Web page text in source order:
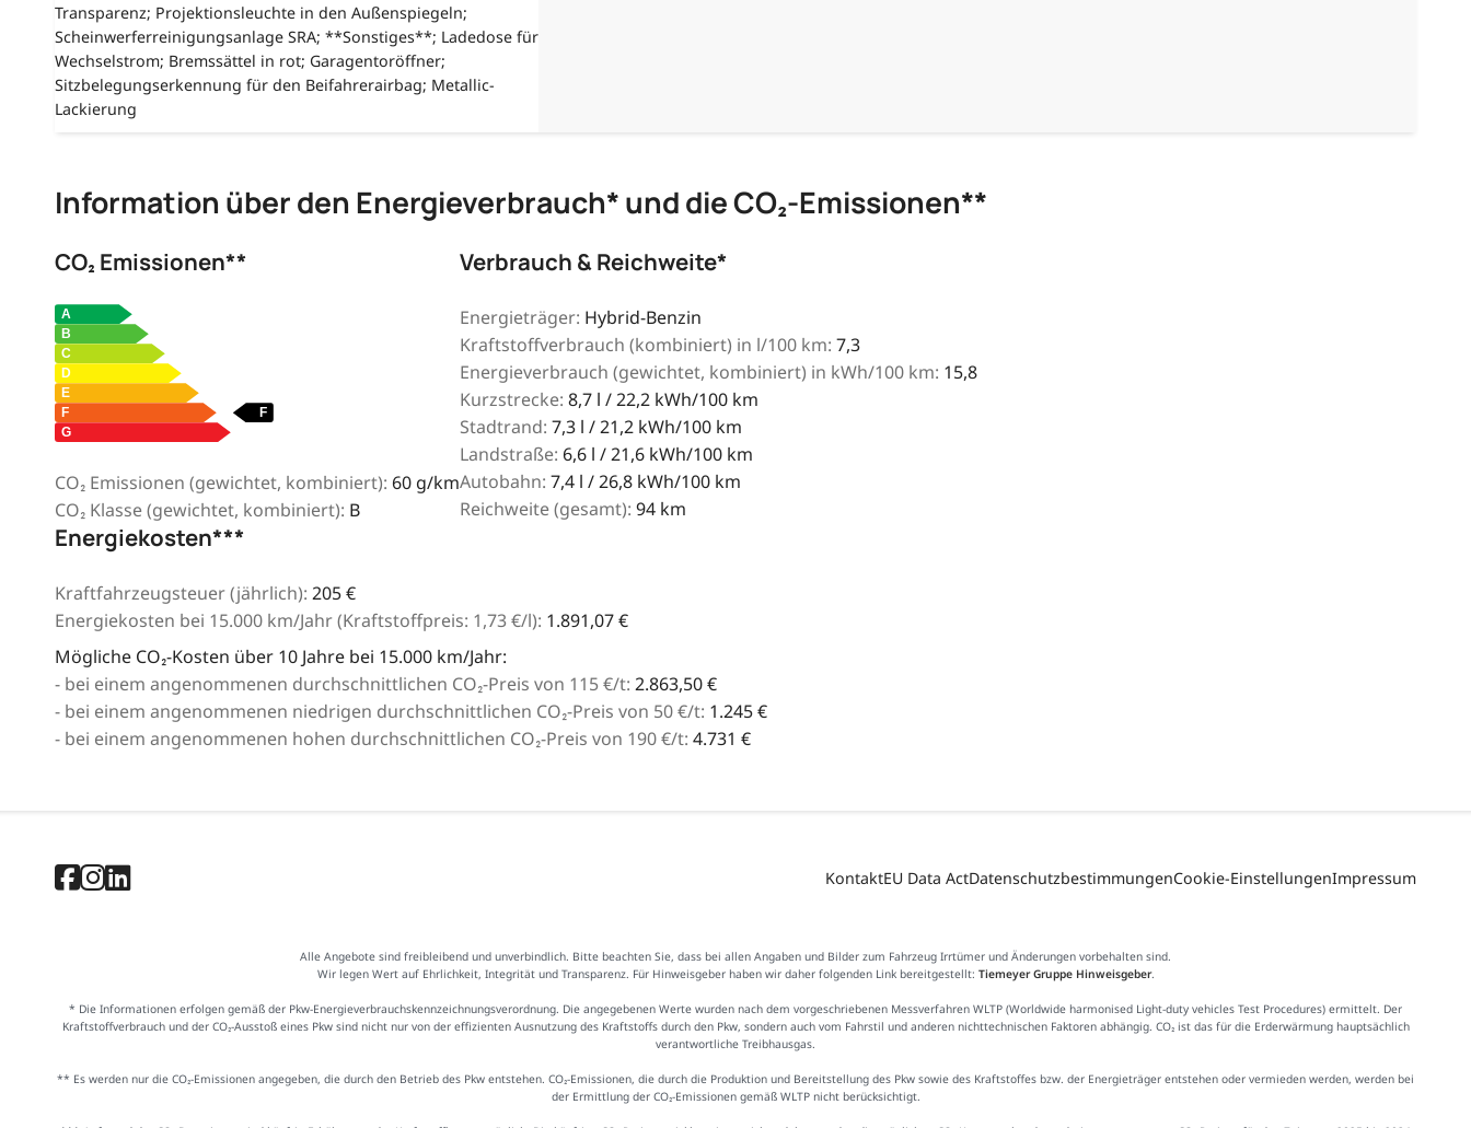
Transparenz; Projektionsleuchte in den Außenspiegeln;
Scheinwerferreinigungsanlage SRA; **Sonstiges**; Ladedose für
Wechselstrom; Bremssättel in rot; Garagentoröffner;
Sitzbelegungserkennung für den Beifahrerairbag; Metallic-
Lackierung
Information über den Energieverbrauch* und die CO₂-Emissionen**
CO₂ Emissionen**
CO₂ Emissionen (gewichtet, kombiniert): 60 g/km
CO₂ Klasse (gewichtet, kombiniert): B
Verbrauch & Reichweite*
Energieträger: Hybrid-Benzin
Kraftstoffverbrauch (kombiniert) in l/100 km: 7,3
Energieverbrauch (gewichtet, kombiniert) in kWh/100 km: 15,8
Kurzstrecke: 8,7 l / 22,2 kWh/100 km
Stadtrand: 7,3 l / 21,2 kWh/100 km
Landstraße: 6,6 l / 21,6 kWh/100 km
Autobahn: 7,4 l / 26,8 kWh/100 km
Reichweite (gesamt): 94 km
Energiekosten***
Kraftfahrzeugsteuer (jährlich): 205 €
Energiekosten bei 15.000 km/Jahr (Kraftstoffpreis: 1,73€/l): 1.891,07 €
Mögliche CO₂-Kosten über 10 Jahre bei 15.000 km/Jahr:
- bei einem angenommenen durchschnittlichen CO₂-Preis von 115 €/t: 2.863,50 €
- bei einem angenommenen niedrigen durchschnittlichen CO₂-Preis von 50 €/t: 1.245 €
- bei einem angenommenen hohen durchschnittlichen CO₂-Preis von 190 €/t: 4.731 €
KontaktEU Data ActDatenschutzbestimmungenCookie-EinstellungenImpressum
Alle Angebote sind freibleibend und unverbindlich. Bitte beachten Sie, dass bei allen Angaben und Bilder zum Fahrzeug Irrtümer und Änderungen vorbehalten sind.
Wir legen Wert auf Ehrlichkeit, Integrität und Transparenz. Für Hinweisgeber haben wir daher folgenden Link bereitgestellt: Tiemeyer Gruppe Hinweisgeber.
* Die Informationen erfolgen gemäß der Pkw-Energieverbrauchskennzeichnungsverordnung. Die angegebenen Werte wurden nach dem vorgeschriebenen Messverfahren WLTP (Worldwide harmonised Light-duty vehicles Test Procedures) ermittelt. Der
Kraftstoffverbrauch und der CO₂-Ausstoß eines Pkw sind nicht nur von der effizienten Ausnutzung des Kraftstoffs durch den Pkw, sondern auch vom Fahrstil und anderen nichttechnischen Faktoren abhängig. CO₂ ist das für die Erderwärmung hauptsächlich
verantwortliche Treibhausgas.
** Es werden nur die CO₂-Emissionen angegeben, die durch den Betrieb des Pkw entstehen. CO₂-Emissionen, die durch die Produktion und Bereitstellung des Pkw sowie des Kraftstoffes bzw. der Energieträger entstehen oder vermieden werden, werden bei
der Ermittlung der CO₂-Emissionen gemäß WLTP nicht berücksichtigt.